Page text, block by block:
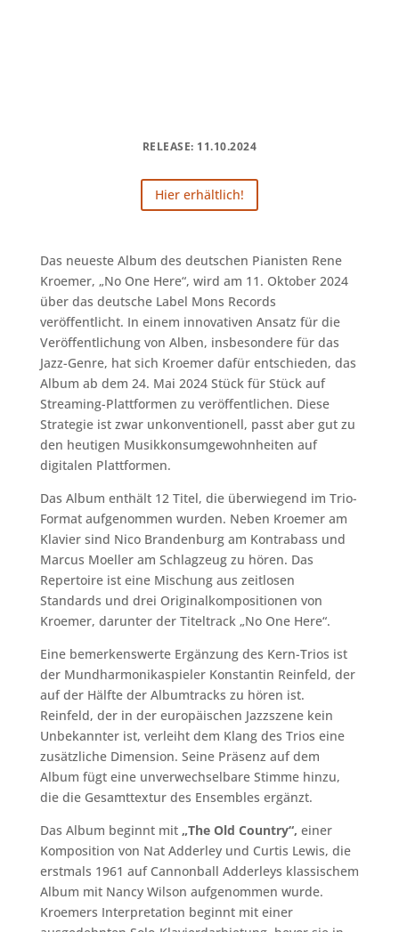
RELEASE: 11.10.2024
Hier erhältlich!
Das neueste Album des deutschen Pianisten Rene
Kroemer, „No One Here“, wird am 11. Oktober 2024
über das deutsche Label Mons Records
veröffentlicht. In einem innovativen Ansatz für die
Veröffentlichung von Alben, insbesondere für das
Jazz-Genre, hat sich Kroemer dafür entschieden, das
Album ab dem 24. Mai 2024 Stück für Stück auf
Streaming-Plattformen zu veröffentlichen. Diese
Strategie ist zwar unkonventionell, passt aber gut zu
den heutigen Musikkonsumgewohnheiten auf
digitalen Plattformen.
Das Album enthält 12 Titel, die überwiegend im Trio-
Format aufgenommen wurden. Neben Kroemer am
Klavier sind Nico Brandenburg am Kontrabass und
Marcus Moeller am Schlagzeug zu hören. Das
Repertoire ist eine Mischung aus zeitlosen
Standards und drei Originalkompositionen von
Kroemer, darunter der Titeltrack „No One Here“.
Eine bemerkenswerte Ergänzung des Kern-Trios ist
der Mundharmonikaspieler Konstantin Reinfeld, der
auf der Hälfte der Albumtracks zu hören ist.
Reinfeld, der in der europäischen Jazzszene kein
Unbekannter ist, verleiht dem Klang des Trios eine
zusätzliche Dimension. Seine Präsenz auf dem
Album fügt eine unverwechselbare Stimme hinzu,
die die Gesamttextur des Ensembles ergänzt.
Das Album beginnt mit „The Old Country“, einer
Komposition von Nat Adderley und Curtis Lewis, die
erstmals 1961 auf Cannonball Adderleys klassischem
Album mit Nancy Wilson aufgenommen wurde.
Kroemers Interpretation beginnt mit einer